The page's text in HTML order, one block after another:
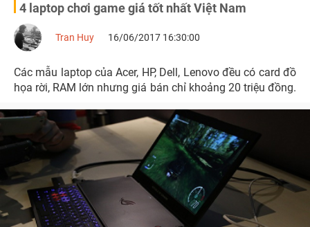
4 laptop chơi game giá tốt nhất Việt Nam
Tran Huy 16/06/2017 16:30:00
Các mẫu laptop của Acer, HP, Dell, Lenovo đều có card đồ
họa rời, RAM lớn nhưng giá bán chỉ khoảng 20 triệu đồng.